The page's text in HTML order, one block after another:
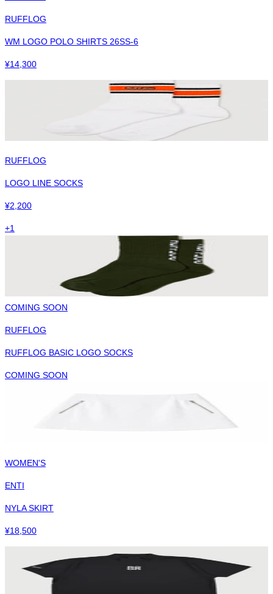
RUFFLOG
WM LOGO POLO SHIRTS 26SS-6
¥14,300
RUFFLOG
LOGO LINE SOCKS
¥2,200
+1
COMING SOON
RUFFLOG
RUFFLOG BASIC LOGO SOCKS
COMING SOON
WOMEN'S
ENTI
NYLA SKIRT
¥18,500